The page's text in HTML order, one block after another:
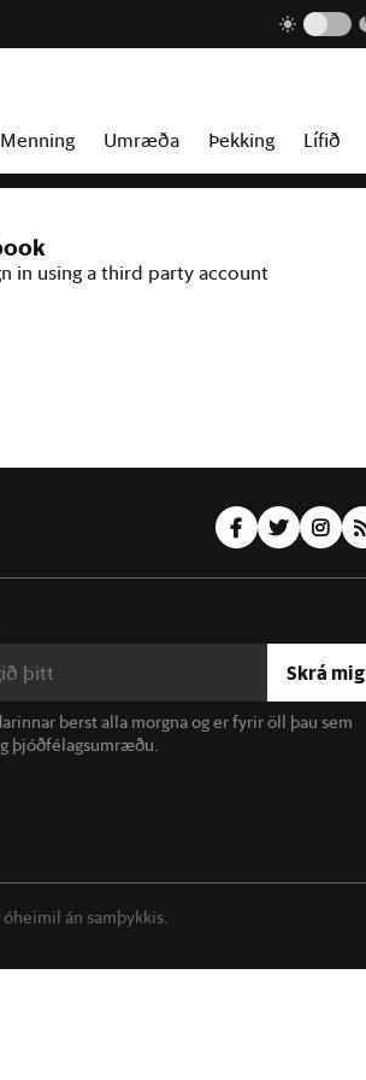
Menning Umræða Þekking Lífið
in using a third party account
Skrá mig
berst alla morgna og er fyrir öll þau sem
þjóðfélagsumræðu.
án samþykkis.